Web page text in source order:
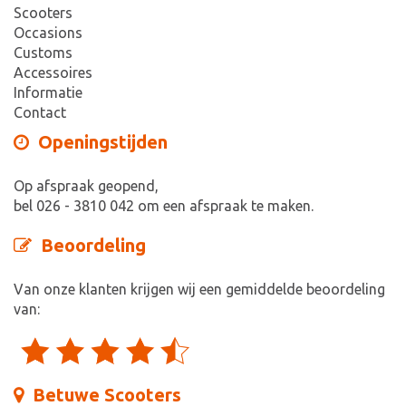
Scooters
Occasions
Customs
Accessoires
Informatie
Contact
Openingstijden
Op afspraak geopend,
bel 026 - 3810 042 om een afspraak te maken.
Beoordeling
Van onze klanten krijgen wij een gemiddelde beoordeling
van:
Betuwe Scooters